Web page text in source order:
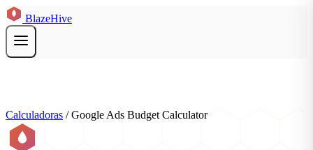
BlazeHive
Calculadoras / Google Ads Budget Calculator